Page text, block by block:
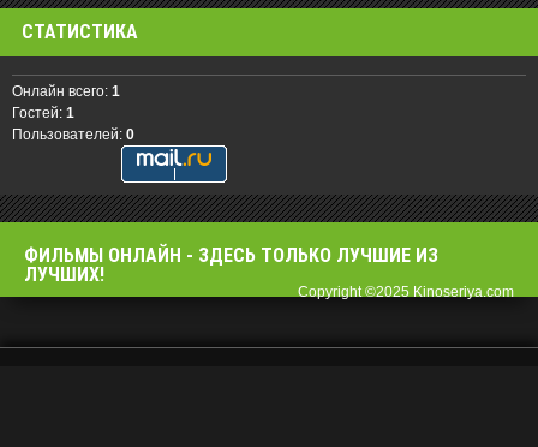
СТАТИСТИКА
Онлайн всего: 1
Гостей: 1
Пользователей: 0
ФИЛЬМЫ OНЛАЙН - ЗДЕСЬ ТОЛЬКО ЛУЧШИЕ ИЗ
ЛУЧШИХ!
Copyright ©2025 Kinoseriya.com